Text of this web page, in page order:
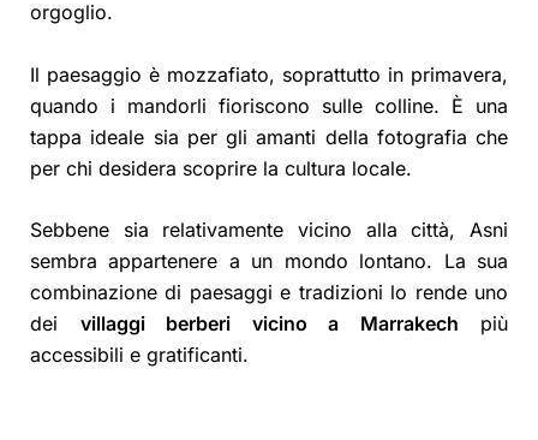
orgoglio.
Il paesaggio è mozzafiato, soprattutto in primavera,
quando i mandorli fioriscono sulle colline. È una
tappa ideale sia per gli amanti della fotografia che
per chi desidera scoprire la cultura locale.
Sebbene sia relativamente vicino alla città, Asni
sembra appartenere a un mondo lontano. La sua
combinazione di paesaggi e tradizioni lo rende uno
dei villaggi berberi vicino a Marrakech più
accessibili e gratificanti.